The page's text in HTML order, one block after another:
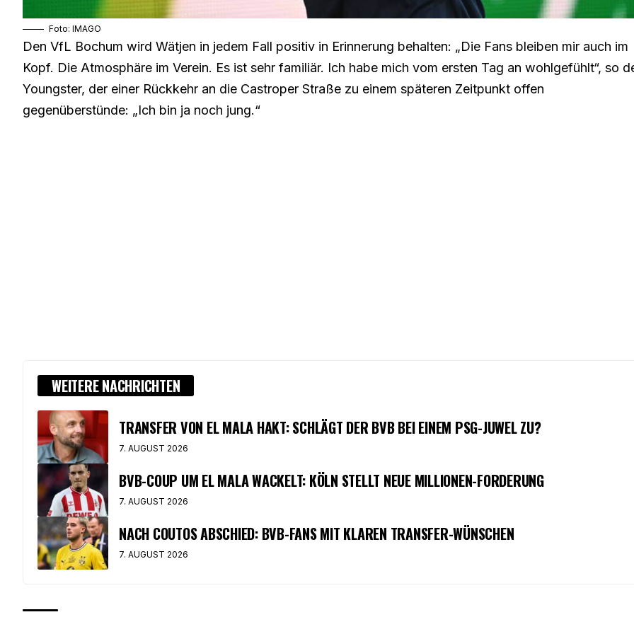
Foto: IMAGO
Den VfL Bochum wird Wätjen in jedem Fall positiv in Erinnerung behalten: „Die Fans bleiben mir auch im
Kopf. Die Atmosphäre im Verein. Es ist sehr familiär. Ich habe mich vom ersten Tag an wohlgefühlt“, so
Youngster, der einer Rückkehr an die Castroper Straße zu einem späteren Zeitpunkt offen
gegenüberstünde: „Ich bin ja noch jung.“
WEITERE NACHRICHTEN
TRANSFER VON EL MALA HAKT: SCHLÄGT DER BVB BEI EINEM PSG-JUWEL ZU?
7. AUGUST 2026
BVB-COUP UM EL MALA WACKELT: KÖLN STELLT NEUE MILLIONEN-FORDERUNG
7. AUGUST 2026
NACH COUTOS ABSCHIED: BVB-FANS MIT KLAREN TRANSFER-WÜNSCHEN
7. AUGUST 2026